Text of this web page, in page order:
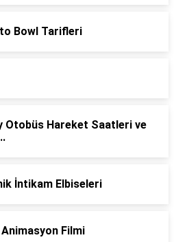
Bowl Tarifleri
Otobüs Hareket Saatleri ve
İntikam Elbiseleri
Filmi